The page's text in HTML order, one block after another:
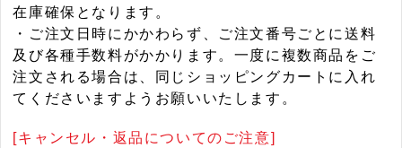
在庫確保となります。
・ご注文日時にかかわらず、ご注文番号ごとに送料
及び各種手数料がかかります。一度に複数商品をご
注文される場合は、同じショッピングカートに入れ
てくださいますようお願いいたします。
[キャンセル・返品についてのご注意]